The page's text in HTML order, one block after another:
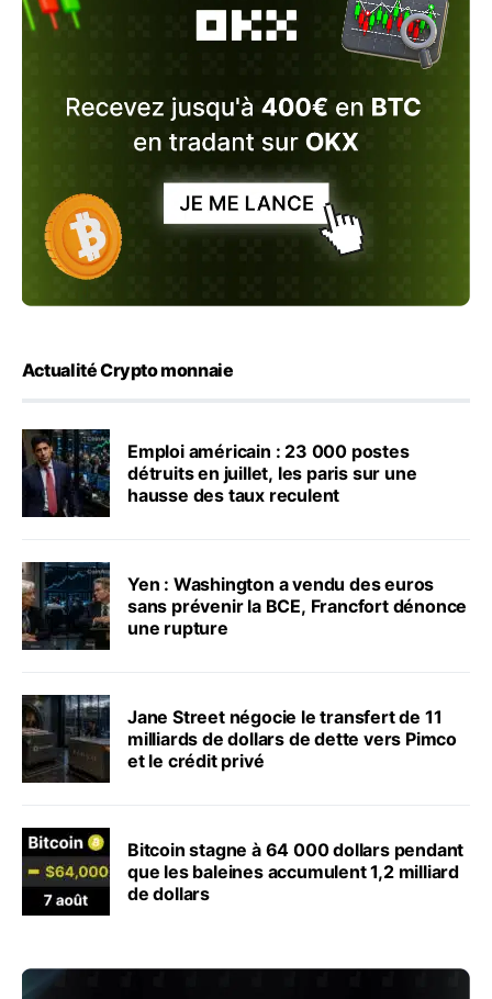
Actualité Crypto monnaie
Emploi américain : 23 000 postes
détruits en juillet, les paris sur une
hausse des taux reculent
Yen : Washington a vendu des euros
sans prévenir la BCE, Francfort dénonce
une rupture
Jane Street négocie le transfert de 11
milliards de dollars de dette vers Pimco
et le crédit privé
Bitcoin stagne à 64 000 dollars pendant
que les baleines accumulent 1,2 milliard
de dollars